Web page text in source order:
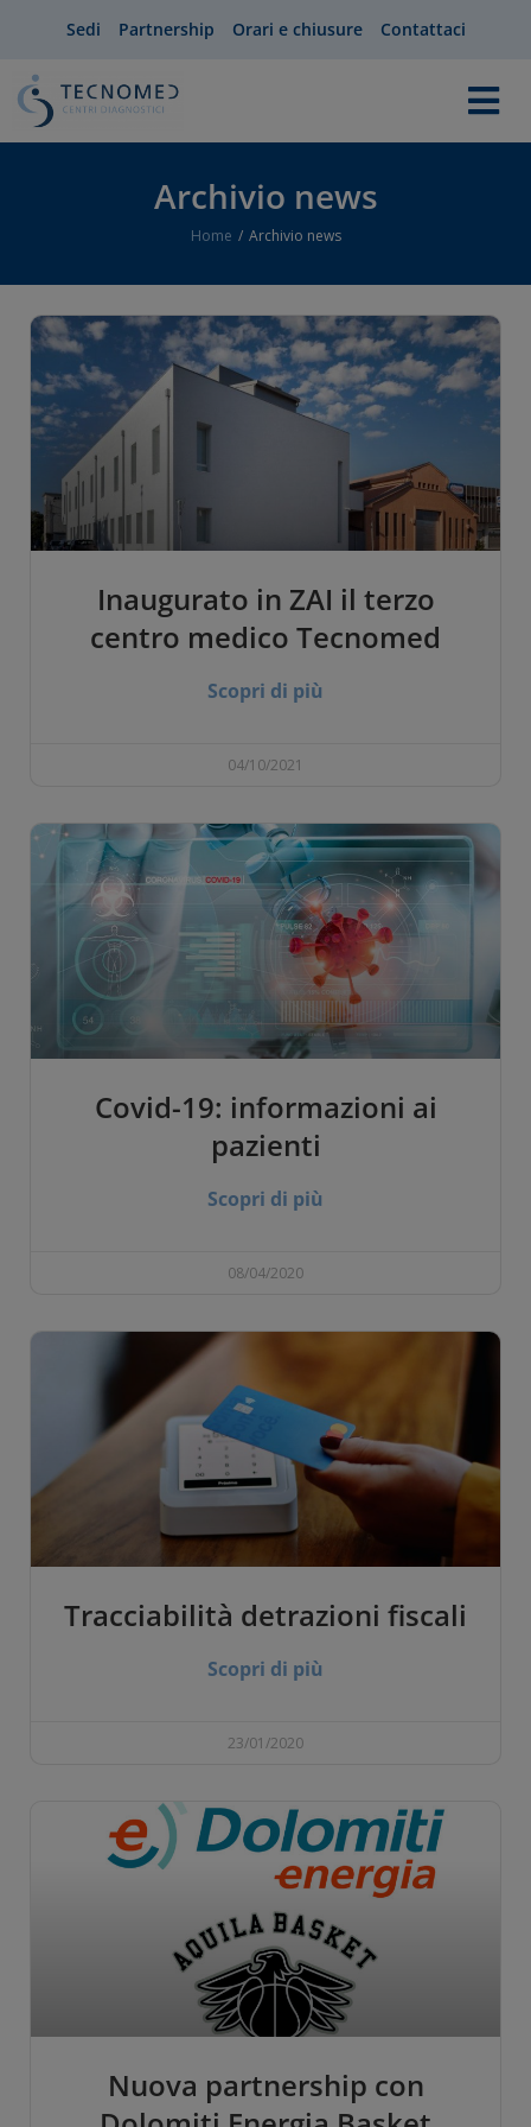
Sedi Partnership Orari e chiusure Contattaci
Archivio news
Home Archivio news
Inaugurato in ZAI il terzo
centro medico Tecnomed
Scopri di più
04/10/2021
Covid-19: informazioni ai
pazienti
Scopri di più
08/04/2020
Tracciabilità detrazioni fiscali
Scopri di più
23/01/2020
Nuova partnership con